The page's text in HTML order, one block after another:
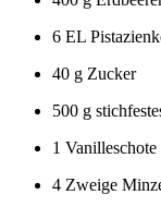
6 EL
40 g Zucker
500 g
1 Vanilleschote
4 Zweige